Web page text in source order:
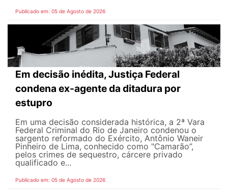
Publicado em: 05 de Agosto de 2026
Em decisão inédita, Justiça Federal
condena ex-agente da ditadura por
estupro
Em uma decisão considerada histórica, a 2ª Vara
Federal Criminal do Rio de Janeiro condenou o
sargento reformado do Exército, Antônio Waneir
Pinheiro de Lima, conhecido como "Camarão”,
pelos crimes de sequestro, cárcere privado
qualificado e...
Publicado em: 05 de Agosto de 2026